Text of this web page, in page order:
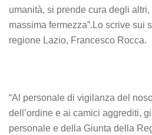
umanità, si prende cura degli
massima fermezza”.Lo scrive sui
regione Lazio, Francesco Rocca.
“Al personale di vigilanza del
dell’ordine e ai camici aggrediti,
personale e della Giunta della